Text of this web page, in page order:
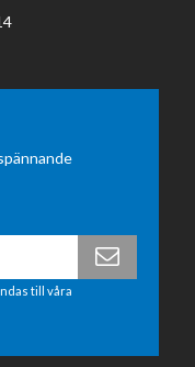
till våra